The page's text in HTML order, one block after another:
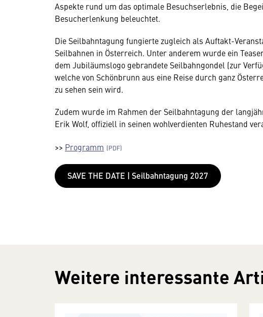
Aspekte rund um das optimale Besuchserlebnis, die
Besucherlenkung beleuchtet.
Die Seilbahntagung fungierte zugleich als Auftakt-
Seilbahnen in Österreich. Unter anderem wurde ein
dem Jubiläumslogo gebrandete Seilbahngondel (zur
welche von Schönbrunn aus eine Reise durch ganz
zu sehen sein wird.
Zudem wurde im Rahmen der Seilbahntagung der
Erik Wolf, offiziell in seinen wohlverdienten Ruhestand
>> Programm
SAVE THE DATE | Seilbahntagung 2027
Weitere interessante